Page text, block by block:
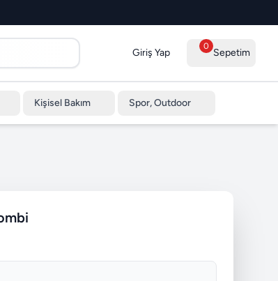
Giriş Yap
0
Sepetim
Kişisel Bakım Spor, Outdoor